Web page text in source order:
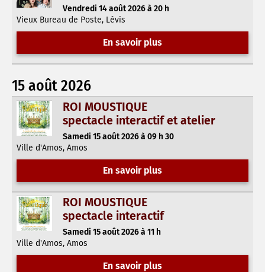
Vendredi 14 août 2026 à 20 h
Vieux Bureau de Poste, Lévis
En savoir plus
15 août 2026
ROI MOUSTIQUE
spectacle interactif et atelier
Samedi 15 août 2026 à 09 h 30
Ville d'Amos, Amos
En savoir plus
ROI MOUSTIQUE
spectacle interactif
Samedi 15 août 2026 à 11 h
Ville d'Amos, Amos
En savoir plus